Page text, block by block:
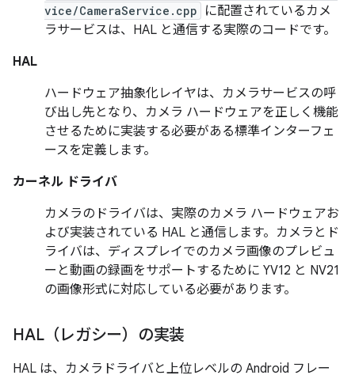
vice/CameraService.cpp
に配置されているカメ
ラサービスは、HAL と通信する実際のコードです。
HAL
ハードウェア抽象化レイヤは、カメラサービスの呼
び出し先となり、カメラ ハードウェアを正しく機能
させるために実装する必要がある標準インターフェ
ースを定義します。
カーネル ドライバ
カメラのドライバは、実際のカメラ ハードウェアお
よび実装されている HAL と通信します。カメラとド
ライバは、ディスプレイでのカメラ画像のプレビュ
ーと動画の録画をサポートするために YV12 と NV21
の画像形式に対応している必要があります。
HAL（レガシー）の実装
HAL は、カメラドライバと上位レベルの Android フレー